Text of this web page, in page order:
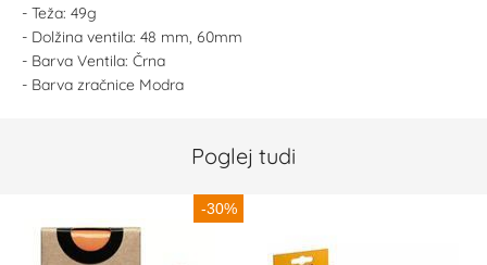
- Teža: 49g
- Dolžina ventila: 48 mm, 60mm
- Barva Ventila: Črna
- Barva zračnice Modra
Poglej tudi
-30%